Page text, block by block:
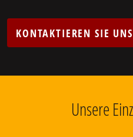
KONTAKTIEREN SIE UNS
Unsere